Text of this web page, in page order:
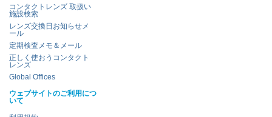
コンタクトレンズ 取扱い
施設検索
レンズ交換日お知らせメ
ール
定期検査メモ＆メール
正しく使おうコンタクト
レンズ
Global Offices
ウェブサイトのご利用につ
いて